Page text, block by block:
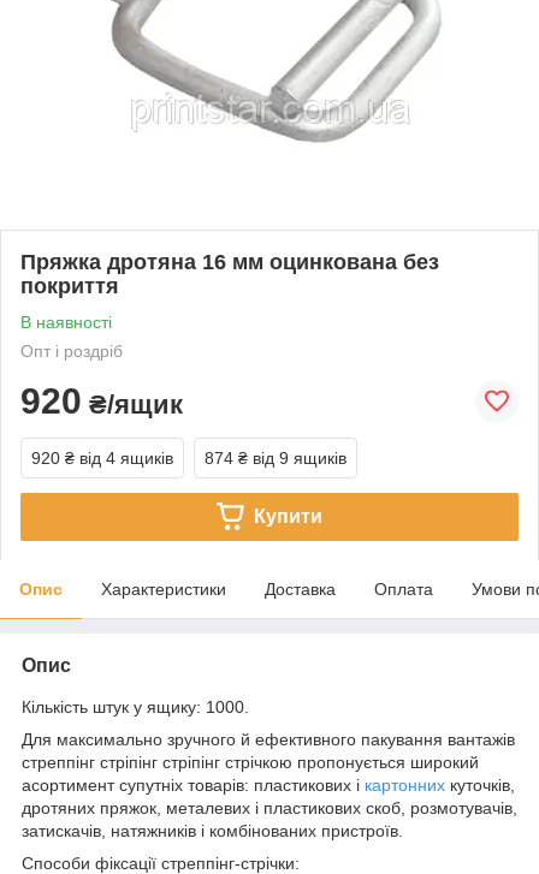
Пряжка дротяна 16 мм оцинкована без
покриття
В наявності
Опт і роздріб
920 ₴/ящик
920 ₴ від 4 ящиків 874 ₴ від 9 ящиків
Купити
Опис Характеристики Доставка Оплата Умови
Опис
Кількість штук у ящику: 1000.
Для максимально зручного й ефективного пакування вантажів
стреппінг стріпінг стріпінг стрічкою пропонується широкий
асортимент супутніх товарів: пластикових і картонних куточків,
дротяних пряжок, металевих і пластикових скоб, розмотувачів,
затискачів, натяжників і комбінованих пристроїв.
Способи фіксації стреппінг-стрічки: